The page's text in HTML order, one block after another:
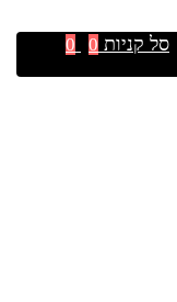
סל קניות 0
0